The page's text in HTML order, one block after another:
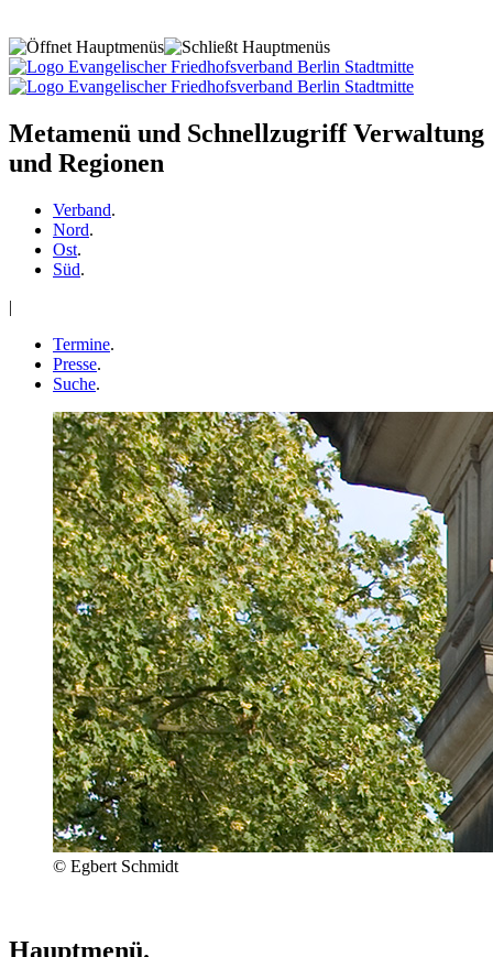
Metamenü und Schnellzugriff Verwaltung
und Regionen
Verband.
Nord.
Ost.
Süd.
|
Termine.
Presse.
Suche.
© Egbert Schmidt
Hauptmenü.